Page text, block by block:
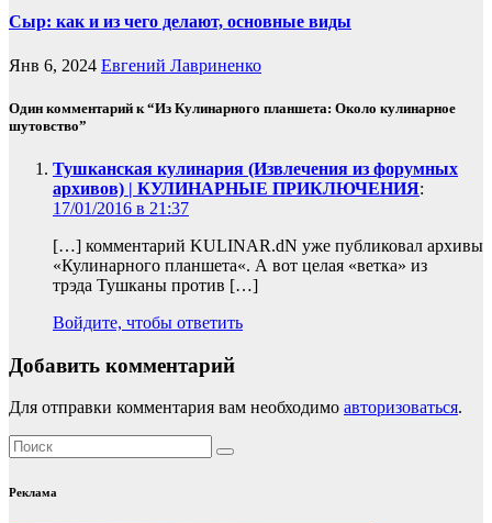
Сыр: как и из чего делают, основные виды
Янв 6, 2024 Евгений Лавриненко
Один комментарий к “Из Кулинарного планшета: Около кулинарное
шутовство”
Тушканская кулинария (Извлечения из форумных
архивов) | КУЛИНАРНЫЕ ПРИКЛЮЧЕНИЯ:
17/01/2016 в 21:37
[…] комментарий KULINAR.dN уже публиковал архивы
«Кулинарного планшета«. А вот целая «ветка» из
трэда Тушканы против […]
Войдите, чтобы ответить
Добавить комментарий
Для отправки комментария вам необходимо авторизоваться.
Реклама